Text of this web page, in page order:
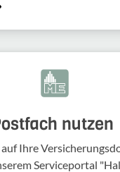
nutzen
Ihre
Serviceportal